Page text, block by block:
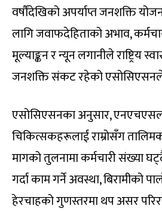
वर्षौंदेखिको अपर्याप्त जनशक्ति
लागि जवाफदेहिताको अभाव,
मूल्याङ्कन र न्यून लगानीले राष्ट्रिय
जनशक्ति संकट रहेको
एसोसिएसनका अनुसार,
चिकित्सकहरूलाई राम्रोसँग
मागको तुलनामा कर्मचारी संख्या
गर्दा काम गर्ने अवस्था, बिरामीको
हेरचाहको गुणस्तरमा थप असर